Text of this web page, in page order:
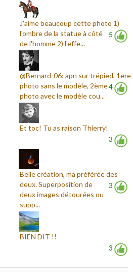
5
J'aime beaucoup cette photo 1)
l'ombre de la statue à côté
de l'homme 2) l'effe...
4
@Bernard-06: apn sur trépied, 1ere
photo sans le modèle, 2ème
photo avec le modèle cou...
3
Et toc! Tu as raison Thierry!
3
Belle création, ma préférée des
deux. Superposition de
deux images détourées ou
supp...
3
BIEN DIT !!